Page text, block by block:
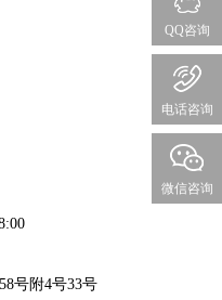
号附4号33号
QQ咨询
电话咨询
微信咨询